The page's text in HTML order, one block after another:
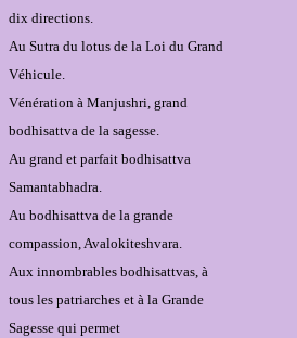
dix directions.
Au Sutra du lotus de la Loi du Grand
Véhicule.
Vénération à Manjushri, grand
bodhisattva de la sagesse.
Au grand et parfait bodhisattva
Samantabhadra.
Au bodhisattva de la grande
compassion, Avalokiteshvara.
Aux innombrables bodhisattvas, à
tous les patriarches et à la Grande
Sagesse qui permet